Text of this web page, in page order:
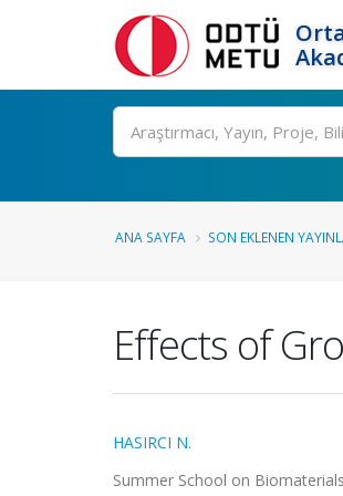
Ara
ANA SAYFA SON EKLENEN
Effects of
HASIRCI N.
Summer School on